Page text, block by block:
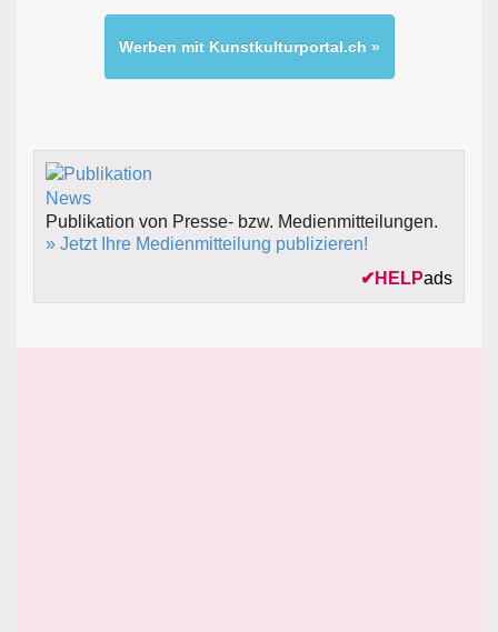
Werben mit Kunstkulturportal.ch »
Publikation von Presse- bzw. Medienmitteilungen.
» Jetzt Ihre Medienmitteilung publizieren!
✔ HELPads